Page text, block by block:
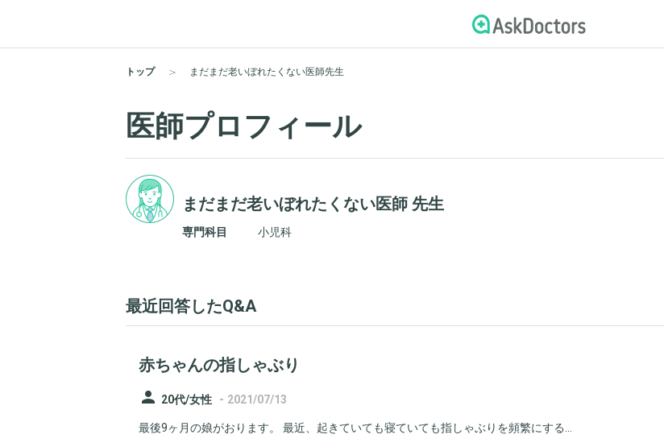
トップ まだまだ老いぼれたくない医師先生
医師プロフィール
まだまだ老いぼれたくない医師 先生
専門科目 小児科
最近回答したQ&A
赤ちゃんの指しゃぶり
person 20代/女性 - 2021/07/13
最後9ヶ月の娘がおります。 最近、起きていても寝ていても指しゃぶりを頻繁にする...